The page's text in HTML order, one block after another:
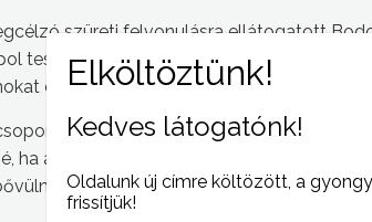
szüreti felvonulásra ellátogatott
testvérkapcsolatot az erdélyi településsel.
és kóruslátogatást is szerveztek már.
valamint a gömörpéterfalai
ha a detki szüreti felvonulás híre a jövőben
a résztvevők létszáma.
Kedves látogatónk!
Oldalunk új címre költözött, a
frissítjük!